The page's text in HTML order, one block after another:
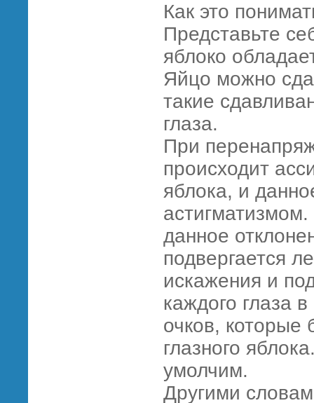
Как это
Представьте
яблоко
Яйцо можно
такие
глаза.
При
происходит
яблока, и
данное
подвергается
искажения и
каждого глаза
очков, которые
глазного
умолчим.
Другими